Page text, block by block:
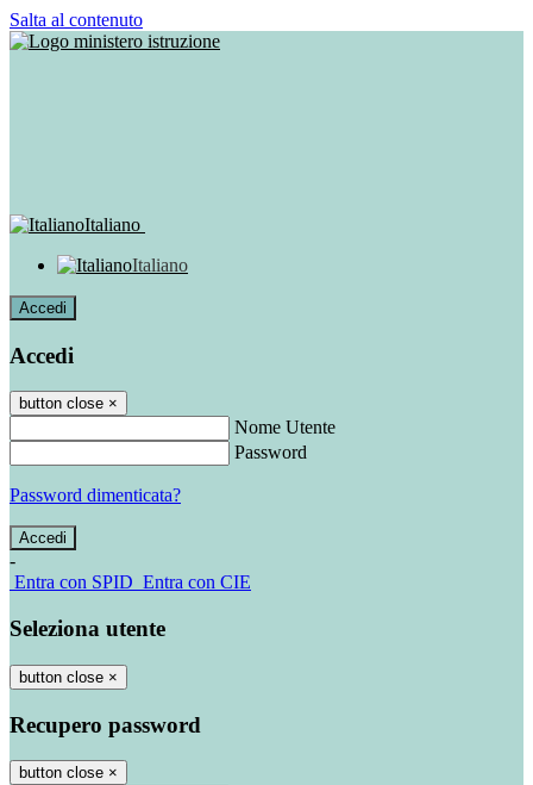
Salta al contenuto
Italiano
Italiano
Accedi
Accedi
button close ×
Nome Utente
Password
Password dimenticata?
-
Entra con SPID Entra con CIE
Seleziona utente
button close ×
Recupero password
button close ×